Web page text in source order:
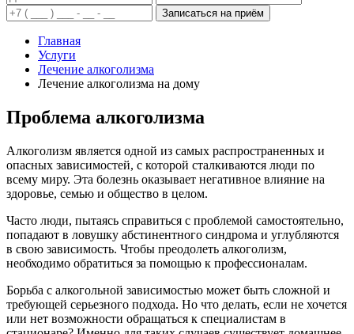
Записаться на приём
Главная
Услуги
Лечение алкоголизма
Лечение алкоголизма на дому
Проблема алкоголизма
Алкоголизм является одной из самых распространенных и
опасных зависимостей, с которой сталкиваются люди по
всему миру. Эта болезнь оказывает негативное влияние на
здоровье, семью и общество в целом.
Часто люди, пытаясь справиться с проблемой самостоятельно,
попадают в ловушку абстинентного синдрома и углубляются
в свою зависимость. Чтобы преодолеть алкоголизм,
необходимо обратиться за помощью к профессионалам.
Борьба с алкогольной зависимостью может быть сложной и
требующей серьезного подхода. Но что делать, если не хочется
или нет возможности обращаться к специалистам в